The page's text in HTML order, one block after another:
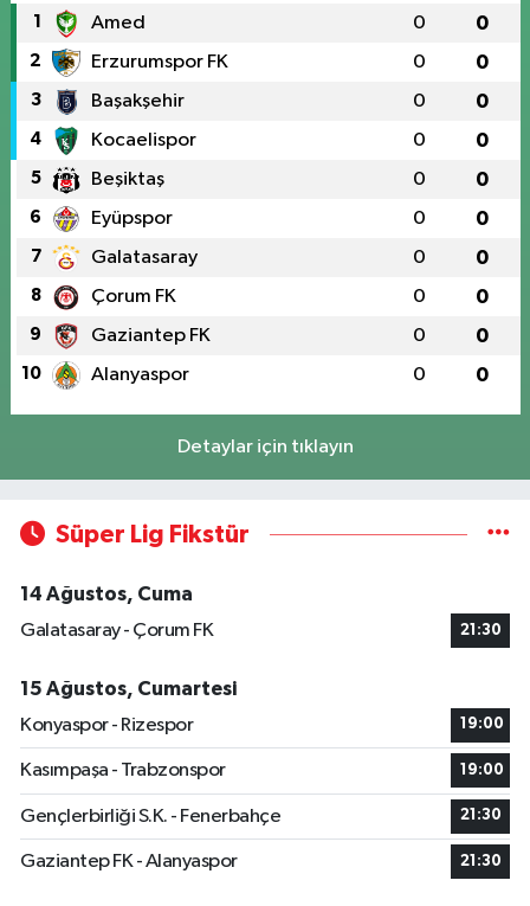
1 Amed 0 0
2 Erzurumspor FK 0 0
3 Başakşehir 0 0
4 Kocaelispor 0 0
5 Beşiktaş 0 0
6 Eyüpspor 0 0
7 Galatasaray 0 0
8 Çorum FK 0 0
9 Gaziantep FK 0 0
10 Alanyaspor 0 0
Detaylar için tıklayın
Süper Lig Fikstür
14 Ağustos, Cuma
Galatasaray - Çorum FK
21:30
15 Ağustos, Cumartesi
Konyaspor - Rizespor
19:00
Kasımpaşa - Trabzonspor 19:00
Gençlerbirliği S.K. - Fenerbahçe 21:30
Gaziantep FK - Alanyaspor 21:30